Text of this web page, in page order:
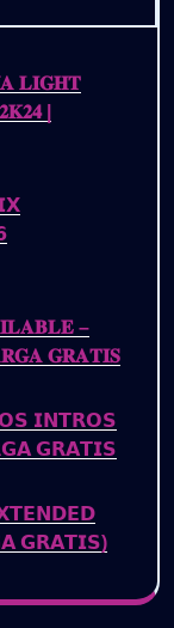
𝐋𝐈𝐆𝐇𝐓
|
–
𝐆𝐑𝐀𝐓𝐈𝐒
𝗜𝗡𝗧𝗥𝗢𝗦
𝗚𝗥𝗔𝗧𝗜𝗦
𝗚𝗥𝗔𝗧𝗜𝗦)